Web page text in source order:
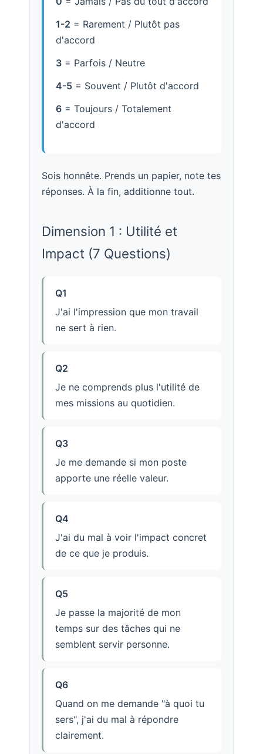
1-2 = Rarement / Plutôt pas
d'accord
3= Parfois / Neutre
4-5= Souvent / Plutôt d'accord
6= Toujours / Totalement
d'accord
Sois honnête. Prends un papier, note tes
réponses. À la fin, additionne tout.
Dimension 1 : Utilité et
Impact (7 Questions)
Q1
J'ai l'impression que mon travail
ne sert à rien.
Q2
Je ne comprends plus l'utilité de
mes missions au quotidien.
Q3
Je me demande si mon poste
apporte une réelle valeur.
Q4
J'ai du mal à voir l'impact concret
de ce que je produis.
Q5
Je passe la majorité de mon
temps sur des tâches qui ne
semblent servir personne.
Q6
Quand on me demande "à quoi tu
sers", j'ai du mal à répondre
clairement.